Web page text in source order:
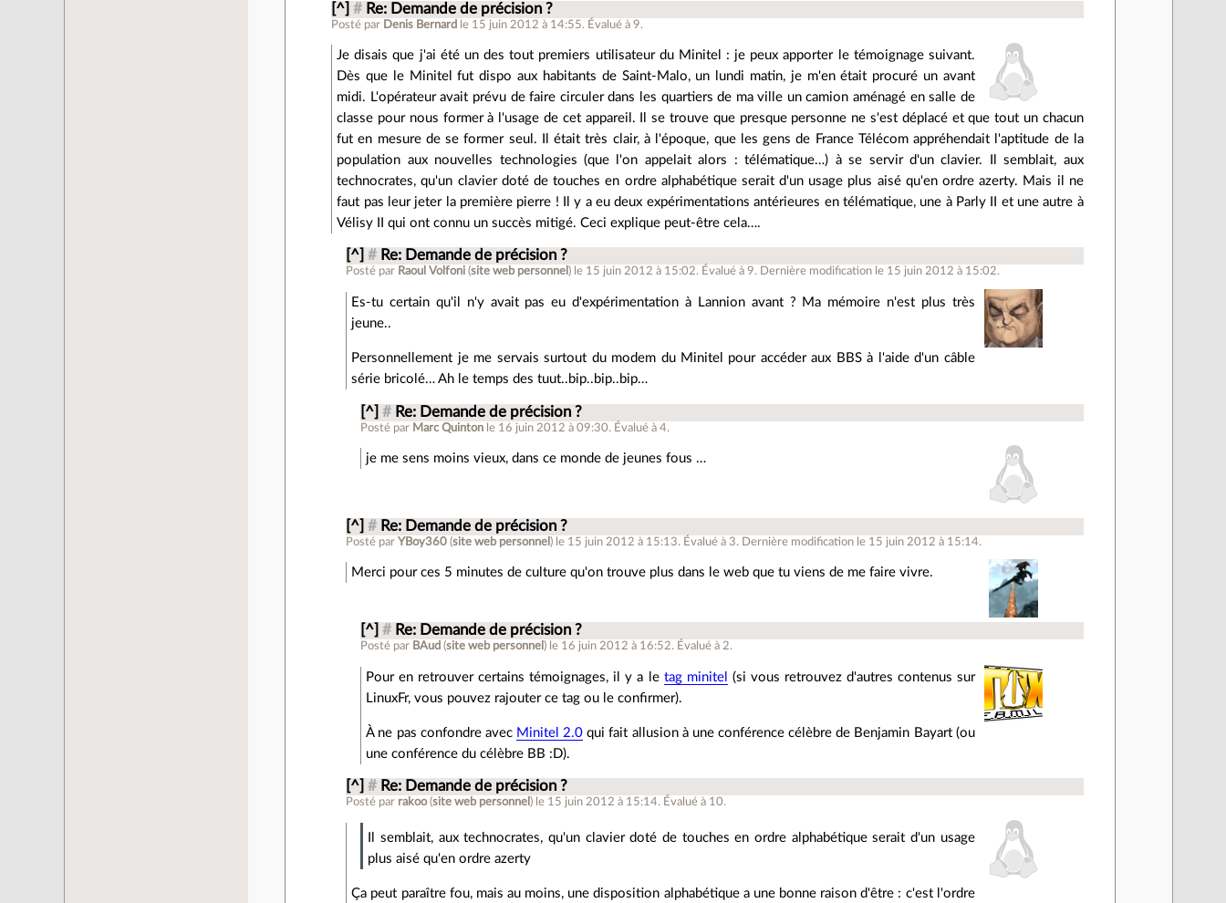
[^] # Re: Demande de précision ?
Posté par Denis Bernard le 15 juin 2012 à 14:55. Évalué à9.
Je disais que j'ai été un des tout premiers utilisateur du Minitel : je peux apporter le témoignage suivant.
Dès que le Minitel fut dispo aux habitants de Saint-Malo, un lundi matin, je m'en était procuré un avant
midi. L'opérateur avait prévu de faire circuler dans les quartiers de ma ville un camion aménagé en salle de
classe pour nous former à l'usage de cet appareil. Il se trouve que presque personne ne s'est déplacé et que tout un chacun
fut en mesure de se former seul. Il était très clair, à l'époque, que les gens de France Télécom appréhendait l'aptitude de la
population aux nouvelles technologies (que l'on appelait alors : télématique…) à se servir d'un clavier. Il semblait, aux
technocrates, qu'un clavier doté de touches en ordre alphabétique serait d'un usage plus aisé qu'en ordre azerty. Mais il ne
faut pas leur jeter la première pierre ! Il y a eu deux expérimentations antérieures en télématique, une à Parly II et une autre à
Vélisy II qui ont connu un succès mitigé. Ceci explique peut-être cela….
[^] # Re: Demande de précision ?
Posté par Raoul Volfoni (site web personnel ) le 15 juin 2012 à 15:02. Évalué à9. Dernière modification le 15 juin 2012 à 15:02.
Es-tu certain qu'il n'y avait pas eu d'expérimentation à Lannion avant ? Ma mémoire n'est plus très
jeune..
Personnellement je me servais surtout du modem du Minitel pour accéder aux BBS à l'aide d'un câble
série bricolé… Ah le temps des tuut..bip..bip..bip…
[^] # Re: Demande de précision ?
Posté par Marc Quinton le 16 juin 2012 à 09:30. Évalué à4.
je me sens moins vieux, dans ce monde de jeunes fous …
[^] # Re: Demande de précision ?
Posté parYBoy360 (site web personnel ) le 15 juin 2012 à 15:13. Évalué à 3. Dernière modification le 15 juin 2012 à 15:14.
Merci pour ces 5 minutes de culture qu'on trouve plus dans le web que tu viens de me faire vivre.
[^] # Re: Demande de précision ?
Posté par BAud (site web personnel ) le 16 juin 2012 à 16:52. Évalué à 2.
Pour en retrouver certains témoignages, il y a le tag minitel (si vous retrouvez d'autres contenus sur
LinuxFr, vous pouvez rajouter ce tag ou le confirmer).
À ne pas confondre avec Minitel 2.0 qui fait allusion à une conférence célèbre de Benjamin Bayart (ou
une conférence du célèbre BB :D).
[^] # Re: Demande de précision ?
Posté par rakoo(site web personnel ) le 15 juin 2012 à 15:14. Évalué à 10.
Il semblait, aux technocrates, qu'un clavier doté de touches en ordre alphabétique serait d'un usage
plus aisé qu'en ordre azerty
Ça peut paraître fou, mais au moins, une disposition alphabétique a une bonne raison d'être : c'est l'ordre